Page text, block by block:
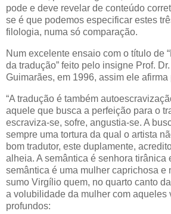
pode e deve revelar de conteúdo
se é que podemos especificar estes
filologia, numa só comparação.
Num excelente ensaio com o título de
da tradução” feito pelo insigne Prof.
Guimarães, em 1996, assim ele afirma
“A tradução é também
aquele que busca a perfeição para o
escraviza-se, sofre, angustia-se. A
sempre uma tortura da qual o artista
bom tradutor, este duplamente,
alheia. A semântica é senhora tirânica
semântica é uma mulher caprichosa e
sumo Virgílio quem, no quarto canto
a volubilidade da mulher com aqueles
profundos: